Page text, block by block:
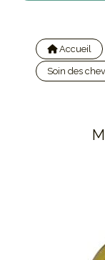
Accueil
Soin des